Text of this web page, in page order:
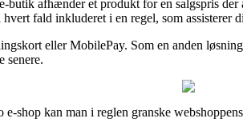
butik afhænder et produkt for en salgspris
fald inkluderet i en regel, som assisterer
eller MobilePay. Som en anden
senere.
e-shop kan man i reglen granske